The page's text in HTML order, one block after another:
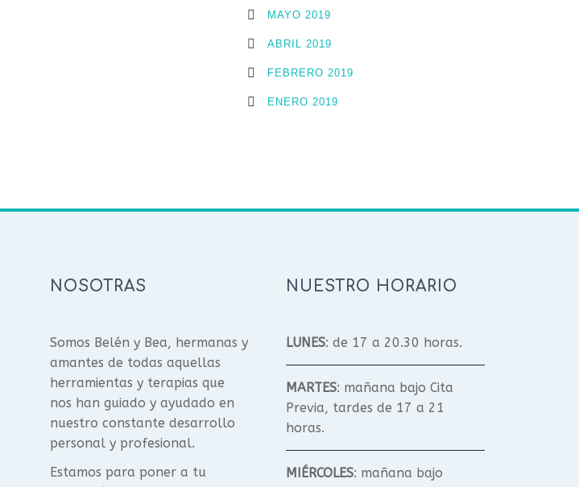
MAYO 2019
ABRIL 2019
FEBRERO 2019
ENERO 2019
NOSOTRAS
Somos Belén y Bea, hermanas y
amantes de todas aquellas
herramientas y terapias que
nos han guiado y ayudado en
nuestro constante desarrollo
personal y profesional.
Estamos para poner a tu
NUESTRO HORARIO
LUNES: de 17 a 20.30 horas.
MARTES: mañana bajo Cita
Previa, tardes de 17 a 21
horas.
MIÉRCOLES: mañana bajo